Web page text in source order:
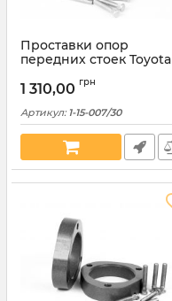
Проставки опор
передних стоек Toyota
15-007/30)
1 310,00 грн
Артикул: 1-15-007/30